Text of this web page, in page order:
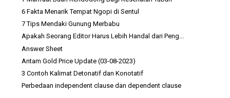
6 Fakta Menarik Tempat Ngopi di Sentul
7 Tips Mendaki Gunung Merbabu
Apakah Seorang Editor Harus Lebih Handal dari Peng...
Answer Sheet
Antam Gold Price Update (03-08-2023)
3 Contoh Kalimat Detonatif dan Konotatif
Perbedaan independent clause dan dependent clause